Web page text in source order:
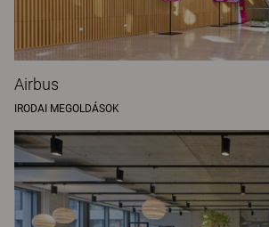
Airbus
IRODAI MEGOLDÁSOK